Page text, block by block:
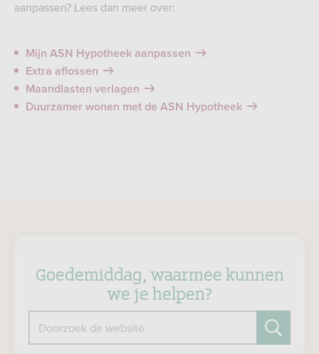
aanpassen? Lees dan meer over:
Mijn ASN Hypotheek aanpassen
Extra aflossen
Maandlasten verlagen
Duurzamer wonen met de ASN Hypotheek
Goedemiddag, waarmee kunnen
we je helpen?
Doorzoek de website